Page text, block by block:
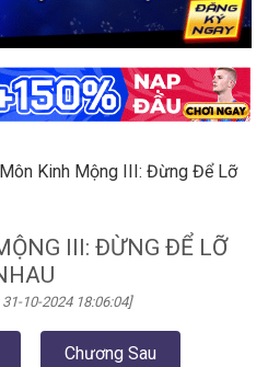
Kinh Mộng III: Đừng Để Lỡ
III: ĐỪNG ĐỂ LỠ
10-2024 18:06:04]
Chương Sau